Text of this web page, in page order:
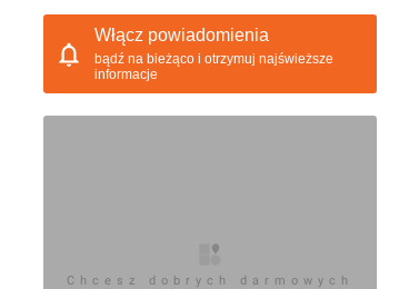
Włącz powiadomienia
bądź na bieżąco i otrzymuj najświeższe
informacje
Chcesz dobrych darmowych